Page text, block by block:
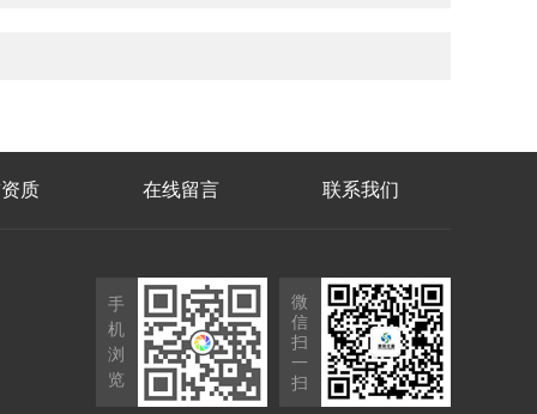
质 在线留言 联系我们
手
机
浏
览
微
信
扫
一
扫